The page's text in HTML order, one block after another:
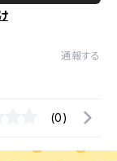
通報する
(0)